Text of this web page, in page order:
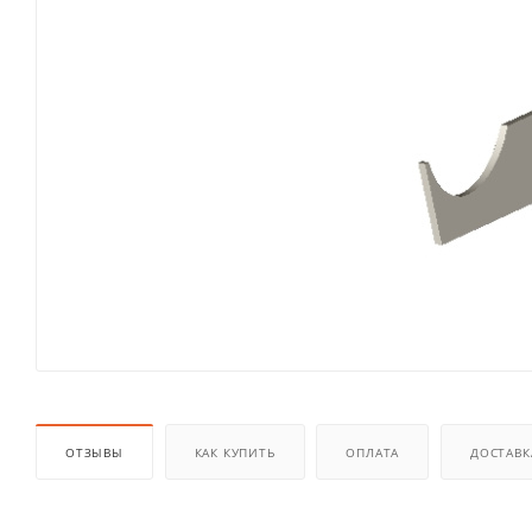
ОТЗЫВЫ КАК КУПИТЬ ОПЛАТА